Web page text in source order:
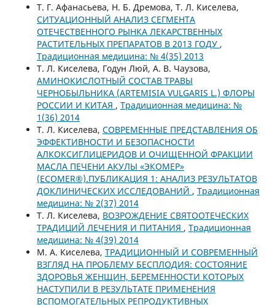
Т. Г. Афанасьева, Н. Б. Дремова, Т. Л. Киселева,
СИТУАЦИОННЫЙ АНАЛИЗ СЕГМЕНТА
ОТЕЧЕСТВЕННОГО РЫНКА ЛЕКАРСТВЕННЫХ
РАСТИТЕЛЬНЫХ ПРЕПАРАТОВ В 2013 ГОДУ ,
Традиционная медицина: № 4(35) 2013
Т. Л. Киселева, Годун Люй, А. В. Чаузова,
АМИНОКИСЛОТНЫЙ СОСТАВ ТРАВЫ
ЧЕРНОБЫЛЬНИКА (ARTEMISIA VULGARIS L.) ФЛОРЫ
РОССИИ И КИТАЯ , Традиционная медицина: №
1(36) 2014
Т. Л. Киселева, СОВРЕМЕННЫЕ ПРЕДСТАВЛЕНИЯ ОБ
ЭФФЕКТИВНОСТИ И БЕЗОПАСНОСТИ
АЛКОКСИГЛИЦЕРИДОВ И ОЧИЩЕННОЙ ФРАКЦИИ
МАСЛА ПЕЧЕНИ АКУЛЫ «ЭКОМЕР»
(ECOMER®).ПУБЛИКАЦИЯ 1: АНАЛИЗ РЕЗУЛЬТАТОВ
ДОКЛИНИЧЕСКИХ ИССЛЕДОВАНИЙ , Традиционная
медицина: № 2(37) 2014
Т. Л. Киселева, ВОЗРОЖДЕНИЕ СВЯТООТЕЧЕСКИХ
ТРАДИЦИЙ ЛЕЧЕНИЯ И ПИТАНИЯ , Традиционная
медицина: № 4(39) 2014
М. А. Киселева, ТРАДИЦИОННЫЙ И СОВРЕМЕННЫЙ
ВЗГЛЯД НА ПРОБЛЕМУ БЕСПЛОДИЯ: СОСТОЯНИЕ
ЗДОРОВЬЯ ЖЕНЩИН, БЕРЕМЕННОСТИ КОТОРЫХ
НАСТУПИЛИ В РЕЗУЛЬТАТЕ ПРИМЕНЕНИЯ
ВСПОМОГАТЕЛЬНЫХ РЕПРОДУКТИВНЫХ